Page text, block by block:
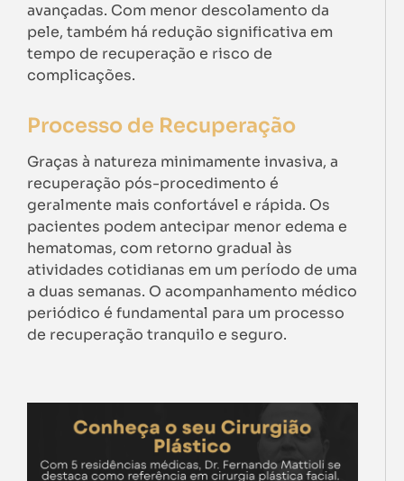
avançadas. Com menor descolamento da
pele, também há redução significativa em
tempo de recuperação e risco de
complicações.
Processo de Recuperação
Graças à natureza minimamente invasiva, a
recuperação pós-procedimento é
geralmente mais confortável e rápida. Os
pacientes podem antecipar menor edema e
hematomas, com retorno gradual às
atividades cotidianas em um período de uma
a duas semanas. O acompanhamento médico
periódico é fundamental para um processo
de recuperação tranquilo e seguro.